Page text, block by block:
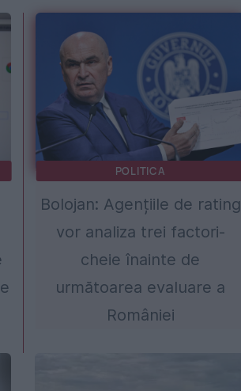
POLITICA
Bolojan: Agențiile de rating
vor analiza trei factori-
cheie înainte de
următoarea evaluare a
României